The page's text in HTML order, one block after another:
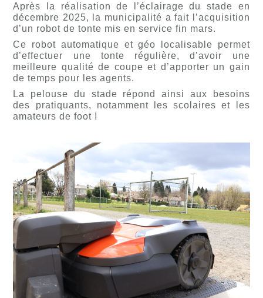
Après la réalisation de l’éclairage du stade en
décembre 2025, la municipalité a fait l’acquisition
d’un robot de tonte mis en service fin mars.
Ce robot automatique et géo localisable permet
d’effectuer une tonte régulière, d’avoir une
meilleure qualité de coupe et d’apporter un gain
de temps pour les agents.
La pelouse du stade répond ainsi aux besoins
des pratiquants, notamment les scolaires et les
amateurs de foot !